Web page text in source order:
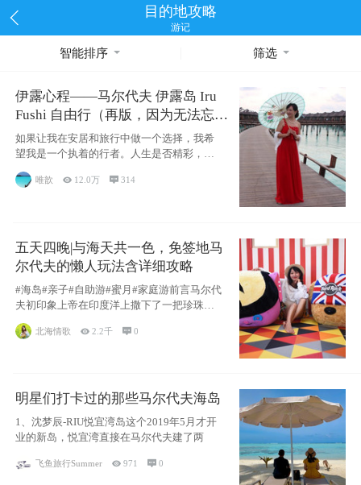
目的地攻略
游记
智能排序 筛选
伊露心程——马尔代夫 伊露岛 Iru
Fushi 自由行（再版，因为无法忘却
的留恋）
如果让我在安居和旅行中做一个选择，我希
望我是一个执着的行者。人生是否精彩，都
源于自己
唯歆  12.0万  314
五天四晚|与海天共一色，免签地马
尔代夫的懒人玩法含详细攻略
#海岛#亲子#自助游#蜜月#家庭游前言马尔代
夫初印象上帝在印度洋上撒下了一把珍珠，
北海情歌 2.2千 0
明星们打卡过的那些马尔代夫海岛
1、沈梦辰-RIU悦宜湾岛这个2019年5月才开
业的新岛，悦宜湾直接在马尔代夫建了两
飞鱼旅行Summer 971 0